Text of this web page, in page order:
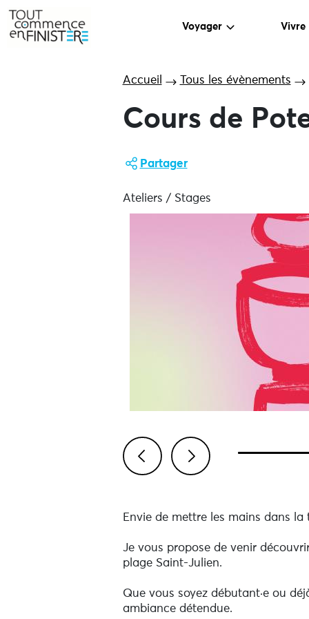
Voyager Vivre
Accueil Tous les évènements
Cours de
Partager
Ateliers / Stages
Envie de mettre les mains dans
Je vous propose de venir
plage Saint-Julien.
Que vous soyez débutant·e ou
ambiance détendue.